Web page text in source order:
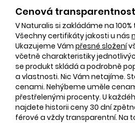
Cenová transparentnost
V Naturalis si zakládáme na
Všechny certifikáty jakosti u nás
Ukazujeme Vám přesné složení
včetně charakteristiky
se produkt skládá a podrobně
a vlastnosti. Nic Vám netajíme.
cenami. Nehýbeme uměle
přestřelenými procenty. U
najdete historii ceny 30 dní
férové a vždy transparentní. Na